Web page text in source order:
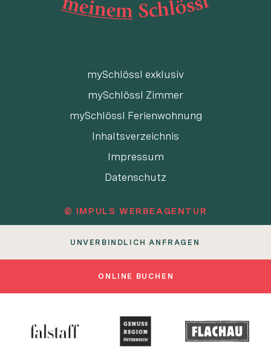
mySchlössl exklusiv
mySchlössl Zimmer
mySchlössl Ferienwohnung
Inhaltsverzeichnis
Impressum
Datenschutz
© IMPULS WERBEAGENTUR
UNVERBINDLICH ANFRAGEN
ONLINE BUCHEN